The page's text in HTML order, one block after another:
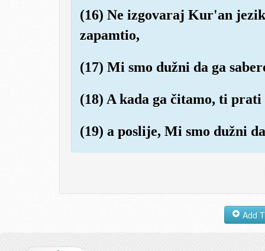
(16) Ne izgovaraj Kur'an
zapamtio,
(17) Mi smo dužni da ga
(18) A kada ga čitamo, ti
(19) a poslije, Mi smo dužni